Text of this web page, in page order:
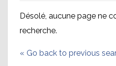
Désolé, aucune page ne
recherche.
« Go back to previous